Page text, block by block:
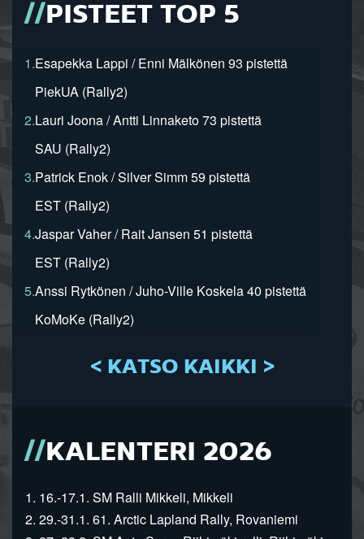
PISTEET TOP 5
1.Esapekka Lappi / Enni Mälkönen 93 pistettä
PiekUA (Rally2)
2.Lauri Joona / Antti Linnaketo 73 pistettä
SAU (Rally2)
3.Patrick Enok / Silver Simm 59 pistettä
EST (Rally2)
4.Jaspar Vaher / Rait Jansen 51 pistettä
EST (Rally2)
5.Anssi Rytkönen / Juho-Ville Koskela 40 pistettä
KoMoKe (Rally2)
< KATSO KAIKKI >
KALENTERI 2026
1. 16.-17.1. SM Ralli Mikkeli, Mikkeli
2. 29.-31.1. 61. Arctic Lapland Rally, Rovaniemi